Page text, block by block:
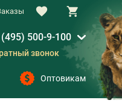
500-9-100
звонок
Оптовикам